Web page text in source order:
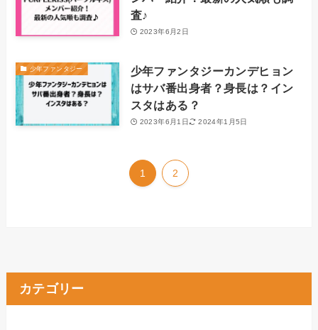
査♪
2023年6月2日
少年ファンタジー
少年ファンタジーカンデヒョン
はサバ番出身者？身長は？イン
スタはある？
2023年6月1日 2024年1月5日
1 2
カテゴリー